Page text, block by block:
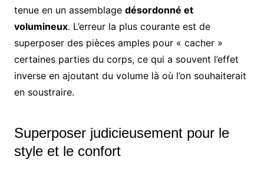
tenue en un assemblage désordonné et
volumineux. L’erreur la plus courante est de
superposer des pièces amples pour « cacher »
certaines parties du corps, ce qui a souvent l’effet
inverse en ajoutant du volume là où l’on souhaiterait
en soustraire.
Superposer judicieusement pour le
style et le confort